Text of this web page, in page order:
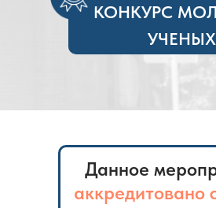
КОНКУРС
УЧЕНЫХ
Данное
аккредитовано